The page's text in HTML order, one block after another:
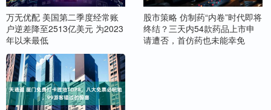
万无优配 美国第二季度经常账
户逆差降至2513亿美元 为2023
年以来最低
股市策略 仿制药“内卷”时代即将
终结？三天内54款药品上市申
请遭否，首仿药也未能幸免